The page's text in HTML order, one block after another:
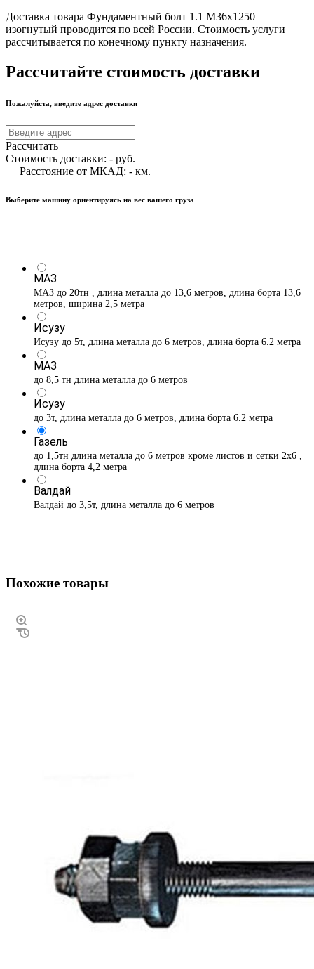
Доставка товара Фундаментный болт 1.1 М36х1250
изогнутый проводится по всей России. Стоимость услуги
рассчитывается по конечному пункту назначения.
Рассчитайте стоимость доставки
Пожалуйста, введите адрес доставки
Рассчитать
Стоимость доставки: - руб.
Расстояние от МКАД: - км.
Выберите машину ориентируясь на вес вашего груза
МАЗ
МАЗ до 20тн , длина металла до 13,6 метров, длина борта 13,6
метров, ширина 2,5 метра
Исузу
Исузу до 5т, длина металла до 6 метров, длина борта 6.2 метра
МАЗ
до 8,5 тн длина металла до 6 метров
Исузу
до 3т, длина металла до 6 метров, длина борта 6.2 метра
Газель
до 1,5тн длина металла до 6 метров кроме листов и сетки 2х6 ,
длина борта 4,2 метра
Валдай
Валдай до 3,5т, длина металла до 6 метров
Похожие товары